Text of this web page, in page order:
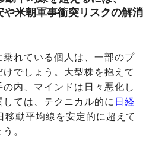
や米朝軍事衝突リスクの解消
れている個人は、一部のプ
でしょう。大型株を抱えて
内、マインドは日々悪化し
ては、テクニカル的に 日経
移動平均線を安定的に超えて
。